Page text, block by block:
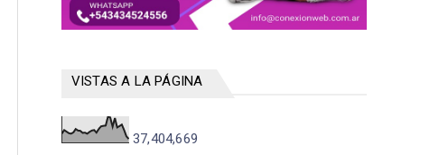
VISTAS A LA PÁGINA
37,404,669